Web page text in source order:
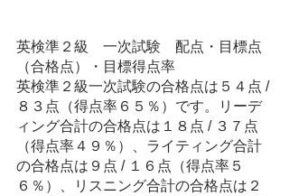
英検準２級　一次試験　配点・目標点
（合格点）・目標得点率
英検準２級一次試験の合格点は５４点 /
８３点（得点率６５％）です。リーデ
ィング合計の合格点は１８点 / ３７点
（得点率４９％）、ライティング合計
の合格点は９点 / １６点（得点率５
６％）、リスニング合計の合格点は２